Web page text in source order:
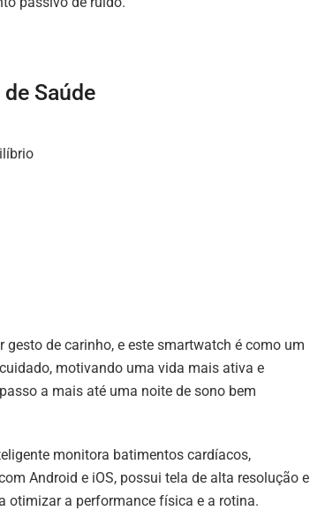
Saúde
de carinho, e este smartwatch é como um
motivando uma vida mais ativa e
a mais até uma noite de sono bem
monitora batimentos cardíacos,
Android e iOS, possui tela de alta resolução e
otimizar a performance física e a rotina.